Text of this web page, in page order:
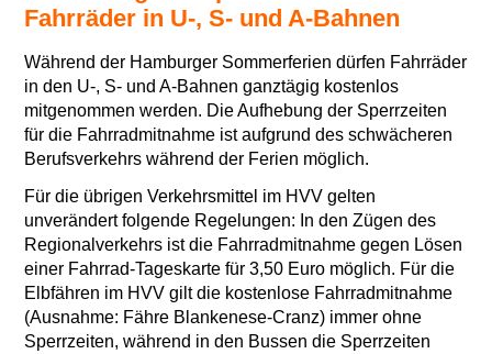
Fahrräder in U-, S- und A-Bahnen
Während der Hamburger Sommerferien dürfen Fahrräder
in den U-, S- und A-Bahnen ganztägig kostenlos
mitgenommen werden. Die Aufhebung der Sperrzeiten
für die Fahrradmitnahme ist aufgrund des schwächeren
Berufsverkehrs während der Ferien möglich.
Für die übrigen Verkehrsmittel im HVV gelten
unverändert folgende Regelungen: In den Zügen des
Regionalverkehrs ist die Fahrradmitnahme gegen Lösen
einer Fahrrad-Tageskarte für 3,50 Euro möglich. Für die
Elbfähren im HVV gilt die kostenlose Fahrradmitnahme
(Ausnahme: Fähre Blankenese-Cranz) immer ohne
Sperrzeiten, während in den Bussen die Sperrzeiten